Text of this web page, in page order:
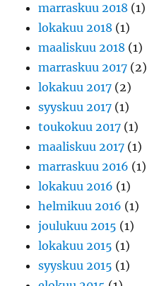
marraskuu 2018 (1)
lokakuu 2018 (1)
maaliskuu 2018 (1)
marraskuu 2017 (2)
lokakuu 2017 (2)
syyskuu 2017 (1)
toukokuu 2017 (1)
maaliskuu 2017 (1)
marraskuu 2016 (1)
lokakuu 2016 (1)
helmikuu 2016 (1)
joulukuu 2015 (1)
lokakuu 2015 (1)
syyskuu 2015 (1)